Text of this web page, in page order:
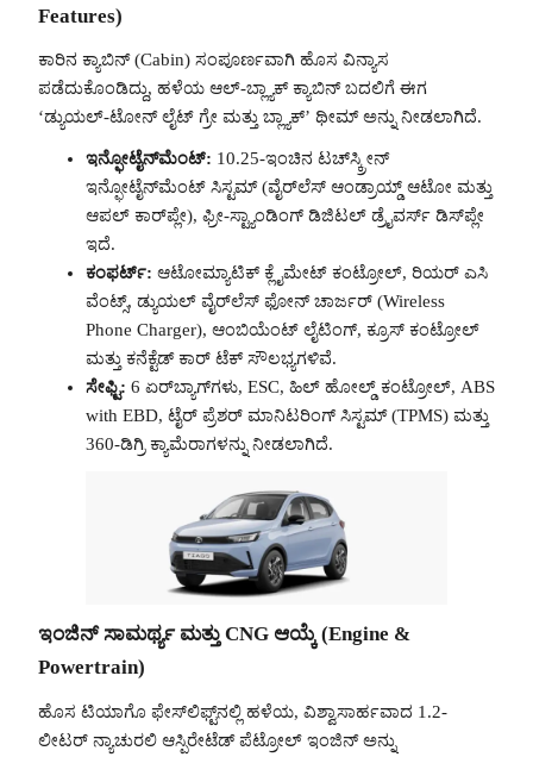
Features)
ಕಾರಿನ ಕ್ಯಾಬಿನ್ (Cabin) ಸಂಪೂರ್ಣವಾಗಿ ಹೊಸ ವಿನ್ಯಾಸ
ಪಡೆದುಕೊಂಡಿದ್ದು, ಹಳೆಯ ಆಲ್-ಬ್ಲ್ಯಾಕ್ ಕ್ಯಾಬಿನ್ ಬದಲಿಗೆ ಈಗ
‘ಡ್ಯುಯಲ್-ಟೋನ್ ಲೈಟ್ ಗ್ರೇ ಮತ್ತು ಬ್ಲ್ಯಾಕ್’ ಥೀಮ್ ಅನ್ನು ನೀಡಲಾಗಿದೆ.
ಇನ್ಫೋಟೈನ್‌ಮೆಂಟ್: 10.25-ಇಂಚಿನ ಟಚ್‌ಸ್ಕ್ರೀನ್
ಇನ್ಫೋಟೈನ್‌ಮೆಂಟ್ ಸಿಸ್ಟಮ್ (ವೈರ್‌ಲೆಸ್ ಆಂಡ್ರಾಯ್ಡ್ ಆಟೋ ಮತ್ತು
ಆಪಲ್ ಕಾರ್‌ಪ್ಲೇ), ಫ್ರೀ-ಸ್ಟ್ಯಾಂಡಿಂಗ್ ಡಿಜಿಟಲ್ ಡ್ರೈವರ್ಸ್ ಡಿಸ್‌ಪ್ಲೇ
ಇದೆ.
ಕಂಫರ್ಟ್: ಆಟೋಮ್ಯಾಟಿಕ್ ಕ್ಲೈಮೇಟ್ ಕಂಟ್ರೋಲ್, ರಿಯರ್ ಎಸಿ
ವೆಂಟ್ಸ್, ಡ್ಯುಯಲ್ ವೈರ್‌ಲೆಸ್ ಫೋನ್ ಚಾರ್ಜರ್ (Wireless
Phone Charger), ಆಂಬಿಯೆಂಟ್ ಲೈಟಿಂಗ್, ಕ್ರೂಸ್ ಕಂಟ್ರೋಲ್
ಮತ್ತು ಕನೆಕ್ಟೆಡ್ ಕಾರ್ ಟೆಕ್ ಸೌಲಭ್ಯಗಳಿವೆ.
ಸೇಫ್ಟಿ: 6 ಏರ್‌ಬ್ಯಾಗ್‌ಗಳು, ESC, ಹಿಲ್ ಹೋಲ್ಡ್ ಕಂಟ್ರೋಲ್, ABS
with EBD, ಟೈರ್ ಪ್ರೆಶರ್ ಮಾನಿಟರಿಂಗ್ ಸಿಸ್ಟಮ್ (TPMS) ಮತ್ತು
360-ಡಿಗ್ರಿ ಕ್ಯಾಮೆರಾಗಳನ್ನು ನೀಡಲಾಗಿದೆ.
ಇಂಜಿನ್ ಸಾಮರ್ಥ್ಯ ಮತ್ತು CNG ಆಯ್ಕೆ (Engine &
Powertrain)
ಹೊಸ ಟಿಯಾಗೊ ಫೇಸ್‌ಲಿಫ್ಟ್‌ನಲ್ಲಿ ಹಳೆಯ, ವಿಶ್ವಾಸಾರ್ಹವಾದ 1.2-
ಲೀಟರ್ ನ್ಯಾಚುರಲಿ ಆಸ್ಪಿರೇಟೆಡ್ ಪೆಟ್ರೋಲ್ ಇಂಜಿನ್ ಅನ್ನು